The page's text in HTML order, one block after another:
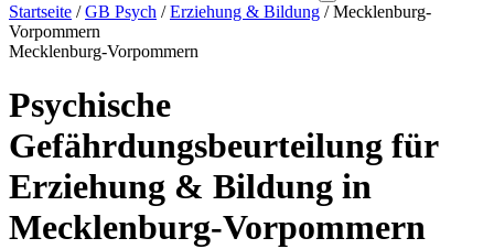
Startseite / GB Psych / Erziehung & Bildung / Mecklenburg-
Vorpommern
Mecklenburg-Vorpommern
Psychische
Gefährdungsbeurteilung für
Erziehung & Bildung in
Mecklenburg-Vorpommern